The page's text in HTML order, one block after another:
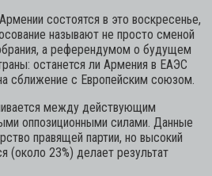
состоятся в это воскресенье,
называют не просто сменой
а референдумом о будущем
останется ли Армения в ЕАЭС
сближение с Европейским союзом.
между действующим
оппозиционными силами. Данные
правящей партии, но высокий
(около 23%) делает результат